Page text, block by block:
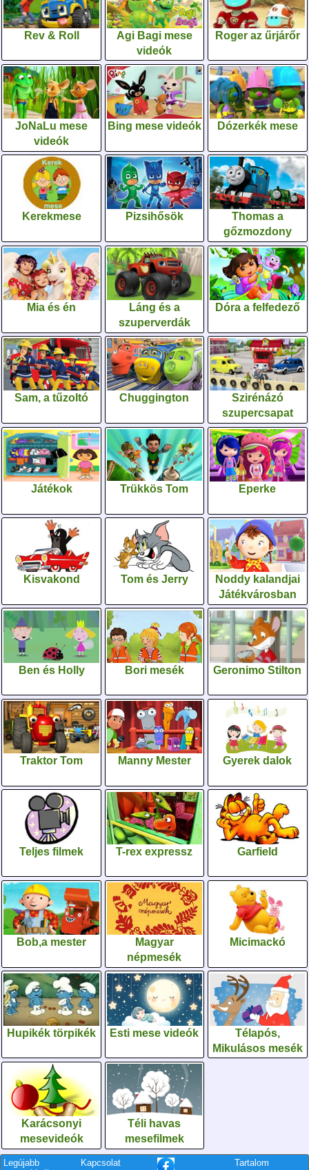
Rev & Roll
Agi Bagi mese
videók
Roger az űrjárőr
JoNaLu mese
videók
Bing mese videók Dózerkék mese
Kerekmese Pizsihősök
Thomas a
gőzmozdony
Mia és én
Láng és a
szuperverdák
Dóra a felfedező
Sam, a tűzoltó Chuggington
Szirénázó
szupercsapat
Játékok Trükkös Tom Eperke
Kisvakond Tom és Jerry
Noddy kalandjai
Játékvárosban
Ben és Holly Bori mesék Geronimo Stilton
Traktor Tom Manny Mester Gyerek dalok
Teljes filmek T-rex expressz Garfield
Bob,a mester
Magyar
népmesék
Micimackó
Hupikék törpikék Esti mese videók
Télapós,
Mikulásos mesék
Karácsonyi
mesevideók
Téli havas
mesefilmek
Legújabb
Kapcsolat Tartalom